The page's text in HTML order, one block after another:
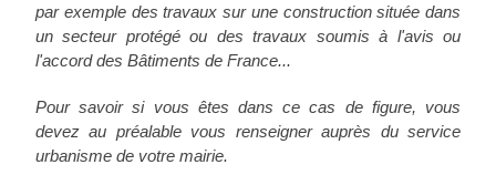
par exemple des travaux sur une construction située dans
un secteur protégé ou des travaux soumis à l'avis ou
l'accord des Bâtiments de France...
Pour savoir si vous êtes dans ce cas de figure, vous
devez au préalable vous renseigner auprès du service
urbanisme de votre mairie.